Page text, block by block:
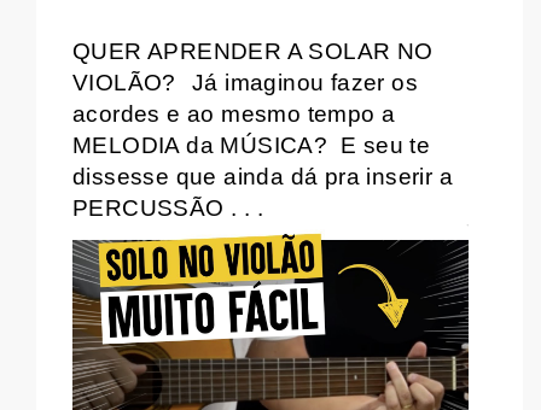
QUER APRENDER A SOLAR NO
VIOLÃO?
Já imaginou fazer os
acordes e ao mesmo tempo a
MELODIA da MÚSICA? E seu te
dissesse que ainda dá pra inserir a
PERCUSSÃO . . .